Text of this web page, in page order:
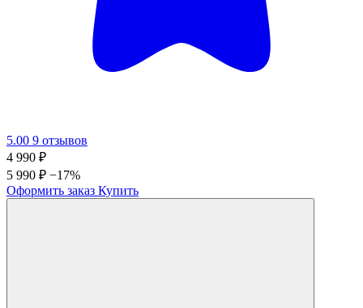
5.00 9 отзывов
4 990 ₽
5 990 ₽ −17%
Оформить заказ Купить